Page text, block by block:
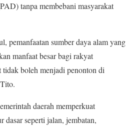
tanpa membebani masyarakat
pemanfaatan sumber daya alam yang
manfaat besar bagi rakyat
boleh menjadi penonton di
daerah memperkuat
dasar seperti jalan, jembatan,